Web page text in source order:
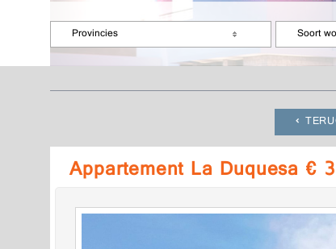
Provincies Soort
Appartement La Duquesa